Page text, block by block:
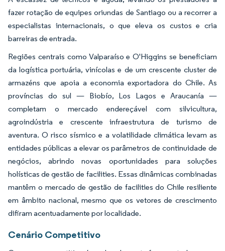
fazer rotação de equipes oriundas de Santiago ou a recorrer a
especialistas internacionais, o que eleva os custos e cria
barreiras de entrada.
Regiões centrais como Valparaíso e O'Higgins se beneficiam
da logística portuária, vinícolas e de um crescente cluster de
armazéns que apoia a economia exportadora do Chile. As
províncias do sul — Biobío, Los Lagos e Araucanía —
completam o mercado endereçável com silvicultura,
agroindústria e crescente infraestrutura de turismo de
aventura. O risco sísmico e a volatilidade climática levam as
entidades públicas a elevar os parâmetros de continuidade de
negócios, abrindo novas oportunidades para soluções
holísticas de gestão de facilities. Essas dinâmicas combinadas
mantêm o mercado de gestão de facilities do Chile resiliente
em âmbito nacional, mesmo que os vetores de crescimento
difiram acentuadamente por localidade.
Cenário Competitivo